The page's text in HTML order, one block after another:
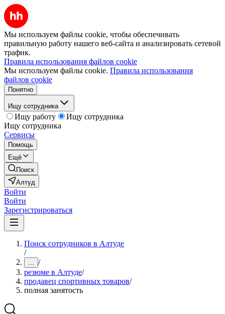
Мы используем файлы cookie, чтобы обеспечивать
правильную работу нашего веб-сайта и анализировать сетевой
трафик.
Правила использования файлов cookie
Мы используем файлы cookie. Правила использования
файлов cookie
Понятно
Ищу сотрудника
Ищу работу
Ищу сотрудника
Ищу сотрудника
Сервисы
Помощь
Ещё
Поиск
Алтуд
Войти
Войти
Зарегистрироваться
Поиск сотрудников в Алтуде
/
... /
резюме в Алтуде/
продавец спортивных товаров/
полная занятость